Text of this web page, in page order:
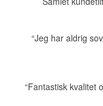
“Jeg har aldrig
“Fantastisk kvalitet